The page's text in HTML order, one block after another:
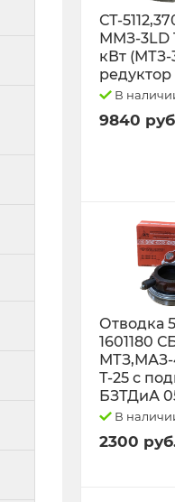
СТ-
ММЗ-3LD
кВт (МТЗ-
редуктор
В
9840
Отводка
1601180
МТЗ,МАЗ-
Т-25 с
БЗТДиА
В
2300